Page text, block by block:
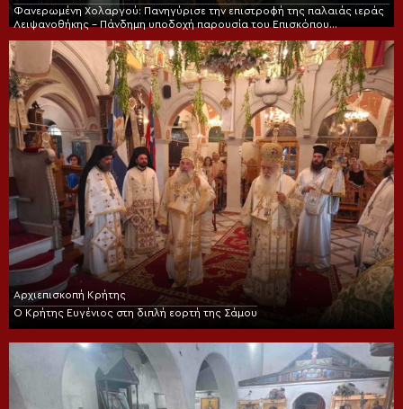
Φανερωμένη Χολαργού: Πανηγύρισε την επιστροφή της παλαιάς ιεράς
Λειψανοθήκης – Πάνδημη υποδοχή παρουσία του Επισκόπου
Αρχιεπισκοπή Κρήτης
Ο Κρήτης Ευγένιος στη διπλή εορτή της Σάμου